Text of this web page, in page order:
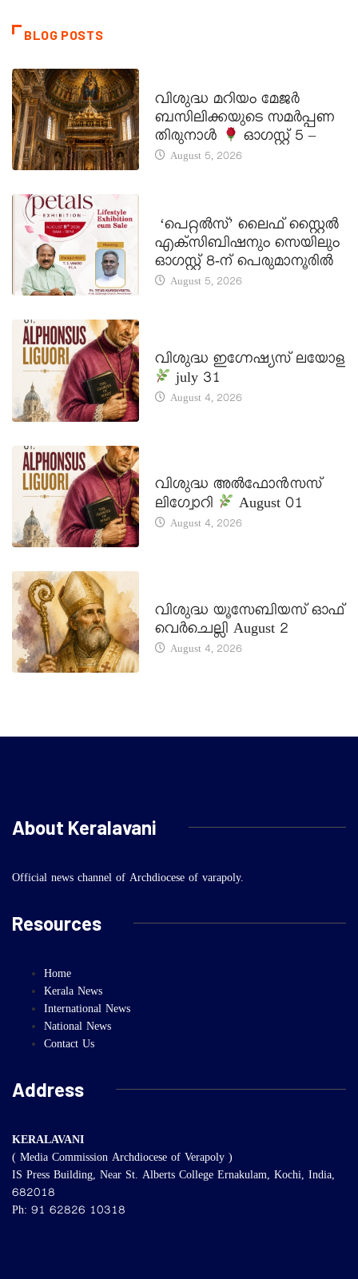
BLOG POSTS
വിശുദ്ധ മറിയം മേജർ
ബസിലിക്കയുടെ സമർപ്പണ
തിരുനാൾ
ഓഗസ്റ്റ് 5 –
August 5, 2026
‘പെറ്റൽസ്’ ലൈഫ് സ്റ്റൈൽ
എക്സിബിഷനും സെയിലും
ഓഗസ്റ്റ് 8-ന് പെരുമാനൂരിൽ
August 5, 2026
വിശുദ്ധ ഇഗ്നേഷ്യസ് ലയോള
july 31
August 4, 2026
വിശുദ്ധ അൽഫോൻസസ്
ലിഗ്വോറി
August 01
August 4, 2026
വിശുദ്ധ യൂസേബിയസ് ഓഫ്
വെർചെല്ലി August 2
August 4, 2026
About Keralavani
Official news channel of Archdiocese of varapoly.
Resources
Home
Kerala News
International News
National News
Contact Us
Address
KERALAVANI
( Media Commission Archdiocese of Verapoly )
IS Press Building, Near St. Alberts College Ernakulam, Kochi, India,
682018
Ph: 91 62826 10318